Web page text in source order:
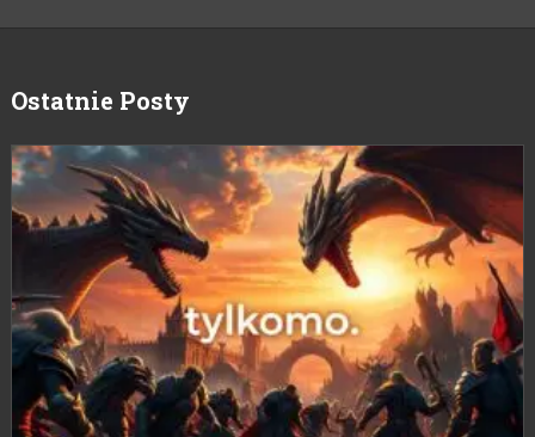
Ostatnie Posty